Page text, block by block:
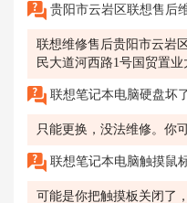
贵阳市云岩区联想售后维修哪里有？哪里比较好
联想维修售后贵阳市云岩
民大道河西路1号国贸置
联想笔记本电脑硬盘坏
只能更换，没法维修。你
联想笔记本电脑触摸鼠标不动怎
可能是你把触摸板关闭了